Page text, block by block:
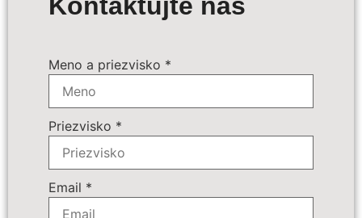
Kontaktujte nás
Meno a priezvisko *
Priezvisko *
Email *
Povinné príplatky:
Doplnkové služby:
109 € - Batožina do podpalubia
Počet osôb